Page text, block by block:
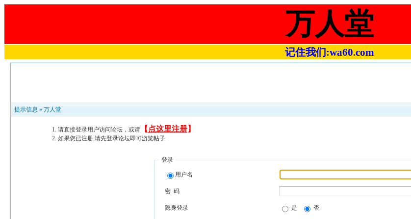
万人堂
记住我们:wa60.com
提示信息 » 万人堂
请直接登录用户访问论坛，或请【 点这里注册】
如果您已注册,请先登录论坛即可游览帖子
登录
用户名
密 码
隐身登录 是 否